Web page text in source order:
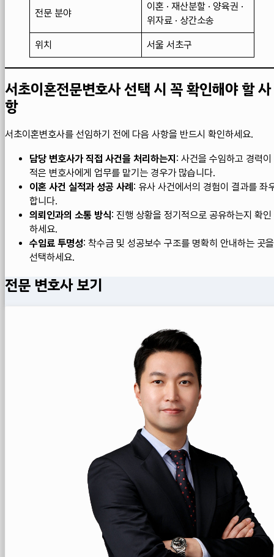
전문 분야
이혼 · 재산분할 · 양육권 ·
위자료 · 상간소송
위치 서울 서초구
서초이혼전문변호사 선택 시 꼭 확인해야 할 사
항
서초이혼변호사를 선임하기 전에 다음 사항을 반드시 확인하세요.
담당 변호사가 직접 사건을 처리하는지 : 사건을 수임하고 경력이
적은 변호사에게 업무를 맡기는 경우가 많습니다.
이혼 사건 실적과 성공 사례 : 유사 사건에서의 경험이 결과를 좌
합니다.
의뢰인과의 소통 방식: 진행 상황을 정기적으로 공유하는지 확인
하세요.
수임료 투명성: 착수금 및 성공보수 구조를 명확히 안내하는 곳을
선택하세요.
전문 변호사 보기